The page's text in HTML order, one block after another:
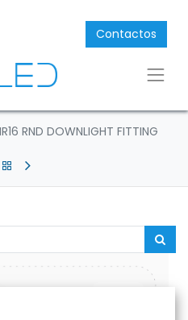
Contactos
RND DOWNLIGHT FITTING